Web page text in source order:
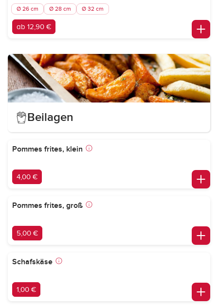
Ø 26 cm Ø 28 cm Ø 32 cm
ab 12,90 €
Beilagen
Pommes frites, klein
4,00 €
Pommes frites, groß
5,00 €
Schafskäse
1,00 €